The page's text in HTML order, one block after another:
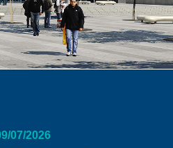
07/2026